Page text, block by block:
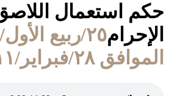
حكم استعمال
الإحرام
الموافق ٢٨/فبراير/٢٠١١